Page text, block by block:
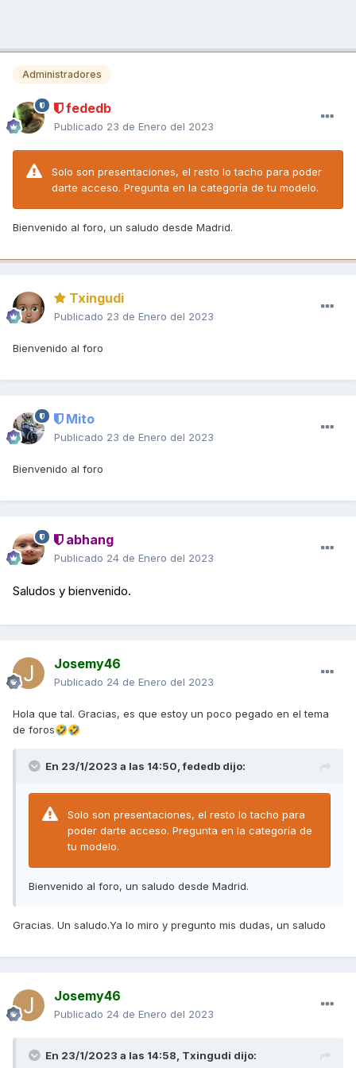
Administradores
fededb
Publicado 23 de Enero del 2023
Solo son presentaciones, el resto lo tacho para poder
darte acceso. Pregunta en la categoría de tu modelo.
Bienvenido al foro, un saludo desde Madrid.
Txingudi
Publicado 23 de Enero del 2023
Bienvenido al foro
Mito
Publicado 23 de Enero del 2023
Bienvenido al foro
abhang
Publicado 24 de Enero del 2023
Saludos y bienvenido.
Josemy46
Publicado 24 de Enero del 2023
Hola que tal. Gracias, es que estoy un poco pegado en el tema
de foros🤣🤣
En 23/1/2023 a las 14:50,fededb dijo:
Solo son presentaciones, el resto lo tacho para
poder darte acceso. Pregunta en la categoría de
tu modelo.
Bienvenido al foro, un saludo desde Madrid.
Gracias. Un saludo.Ya lo miro y pregunto mis dudas, un saludo
Josemy46
Publicado 24 de Enero del 2023
En 23/1/2023 a las 14:58, Txingudi dijo: